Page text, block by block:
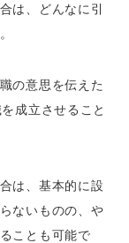
は、どんなに引
の意思を伝えた
成立させること
は、基本的に設
ないものの、や
ことも可能で